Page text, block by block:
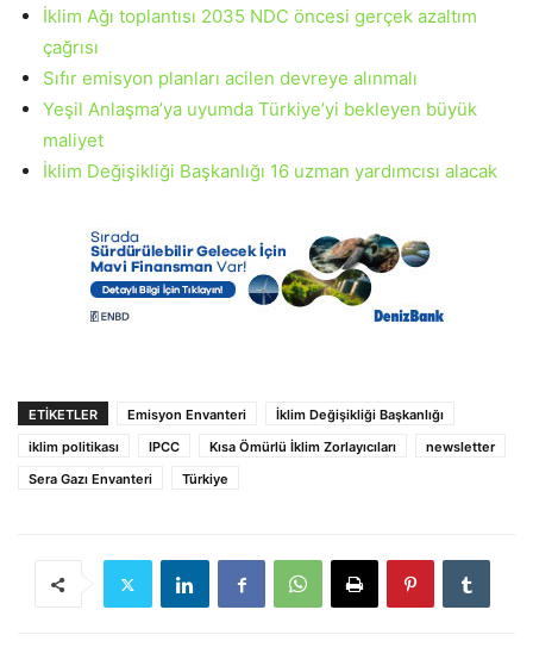
İklim Ağı toplantısı 2035 NDC öncesi gerçek azaltım
çağrısı
Sıfır emisyon planları acilen devreye alınmalı
Yeşil Anlaşma’ya uyumda Türkiye’yi bekleyen büyük
maliyet
İklim Değişikliği Başkanlığı 16 uzman yardımcısı alacak
ETIKETLER Emisyon Envanteri
İklim Değişikliği Başkanlığı
iklim politikası
IPCC Kısa Ömürlü İklim Zorlayıcıları
newsletter
Sera Gazı Envanteri
Türkiye